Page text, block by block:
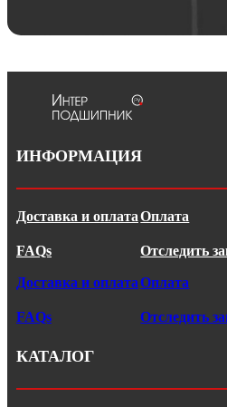
ИНФОРМАЦИЯ
Доставка и оплатаОплата
FAQs
Отследить
Доставка и оплатаОплата
FAQs
Отследить
КАТАЛОГ